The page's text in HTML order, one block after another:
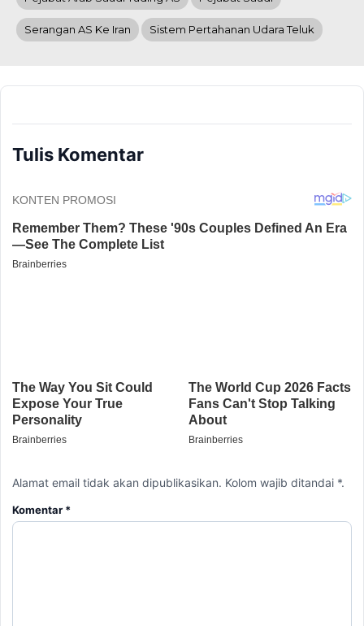
Serangan AS Ke Iran Sistem Pertahanan Udara Teluk
Tulis Komentar
Alamat email tidak akan dipublikasikan. Kolom wajib ditandai *.
Komentar *